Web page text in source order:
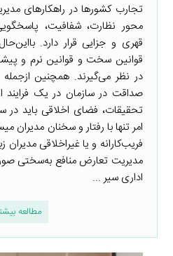
تجارب کشورها در راهکارهای
محور نظارت، شفافیت،
قهری و جزایی قرار دارد.
قوانین سخت و قوانین نرم و
در نظر می‌گیرند. همچنین
صداقت در سازمان در یک فرایند
تحقیقات، فضای اخلاقی باید در
امر تنها با رفتار و سخنان مدیران
فریب‌کارانه و یا غیراخلاقی مدیران
مدیریت تعارض منافع به‌سختی
اداری سیر ...
مطالعه